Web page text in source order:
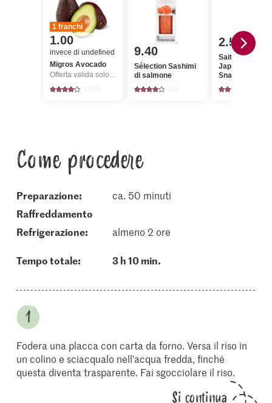
1 franchi
1.00
invece di undefined
Migros Avocado
Offerta valida solo dal 6.8 al 12.8.2026, fino a esaurimento dello stock.
9.40
Sélection Sashimi
di salmone
2.50
Saitaku Simply
Japanese Nori
Snack con olio
canola
Come procedere
Preparazione:
ca. 50 minuti
raffreddamento
refrigerazione:
almeno 2 ore
Tempo totale: 3 h 10 min.
Fodera una placca con carta da forno. Versa il riso in
un colino e sciacqualo nell'acqua fredda, finché
questa diventa trasparente. Fai sgocciolare il riso.
Si continua